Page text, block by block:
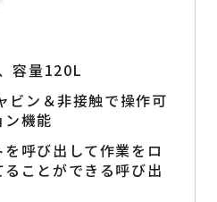
容量120L
ビン＆非接触で操作可
機能
呼び出して作業をロ
ことができる呼び出